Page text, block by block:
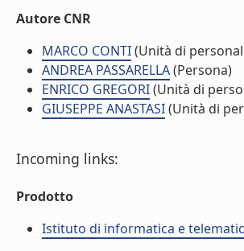
Autore CNR
MARCO CONTI(Unità di
ANDREA PASSARELLA(Persona)
ENRICO GREGORI(Unità di
GIUSEPPE ANASTASI(Unità di
Incoming links:
Prodotto
Istituto di informatica e